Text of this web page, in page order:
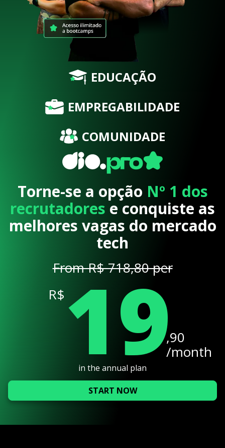
EDUCAÇÃO
EMPREGABILIDADE
COMUNIDADE
Torne-se a opção Nº 1 dos
recrutadores e conquiste as
melhores vagas do mercado
tech
From R$ 718,80 per
R$ 19,90
/month
in the annual plan
START NOW